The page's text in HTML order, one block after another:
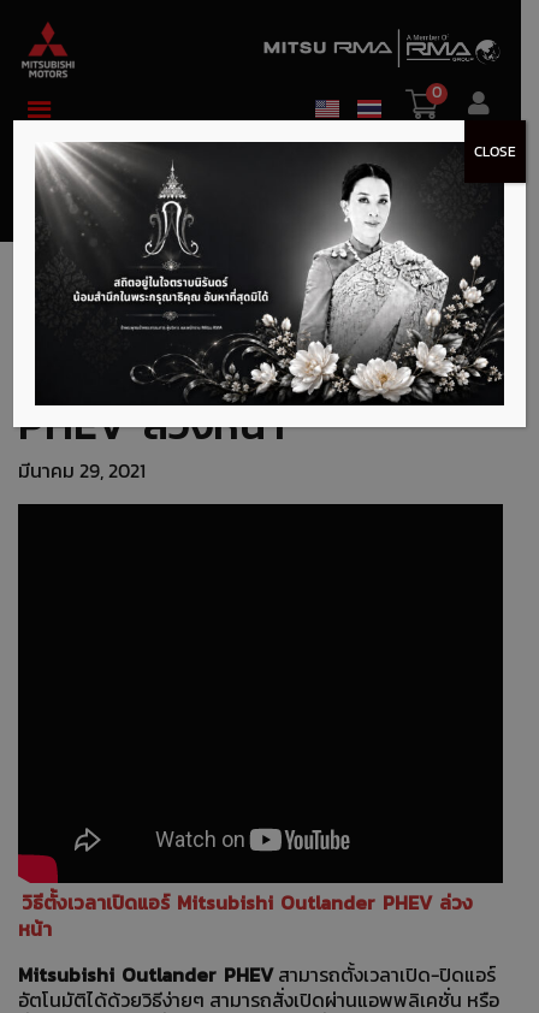
0
วิธีตั้งเวลาเปิดแอร์
Mitsubishi Outlander
PHEV ล่วงหน้า
มีนาคม 29, 2021
วิธีตั้งเวลาเปิดแอร์ Mitsubishi Outlander PHEV ล่วง
หน้า
Mitsubishi Outlander PHEVสามารถตั้งเวลาเปิด-ปิดแอร์
อัตโนมัติได้ด้วยวิธีง่ายๆ สามารถสั่งเปิดผ่านแอพพลิเคชั่น หรือ
CLOSE